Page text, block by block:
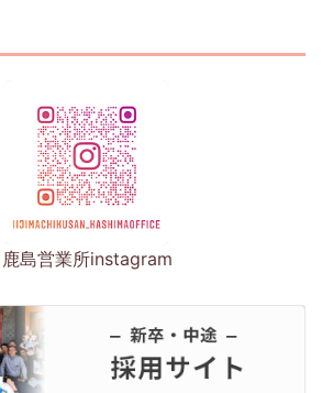
鹿島営業所instagram